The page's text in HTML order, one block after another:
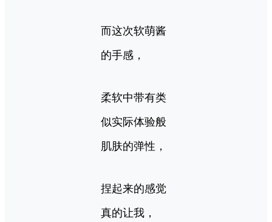
而这次软萌酱
的手感，
柔软中带有类
似实际体验般
肌肤的弹性，
捏起来的感觉
真的让我，